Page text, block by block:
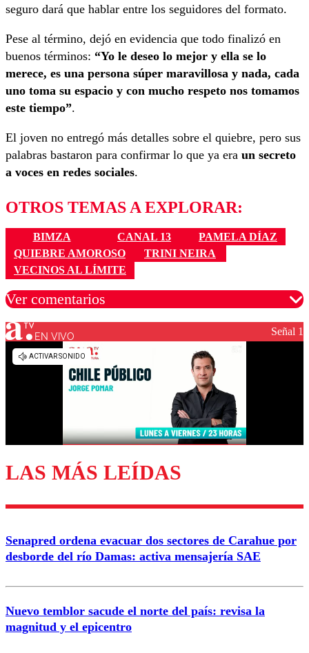
seguro dará que hablar entre los seguidores del formato.
Pese al término, dejó en evidencia que todo finalizó en
buenos términos: “Yo le deseo lo mejor y ella se lo
merece, es una persona súper maravillosa y nada, cada
uno toma su espacio y con mucho respeto nos tomamos
este tiempo”.
El joven no entregó más detalles sobre el quiebre, pero sus
palabras bastaron para confirmar lo que ya era un secreto
a voces en redes sociales.
OTROS TEMAS A EXPLORAR:
BIMZA CANAL 13
PAMELA DÍAZ
QUIEBRE AMOROSO
TRINI NEIRA
VECINOS AL LÍMITE
Ver comentarios
Los comentarios son moderados para garantizar un
diálogo respetuoso.
Enviar comentario
EN VIVO Señal 1
LAS MÁS LEÍDAS
Senapred ordena evacuar dos sectores de Carahue por
desborde del río Damas: activa mensajería SAE
Nuevo temblor sacude el norte del país: revisa la
magnitud y el epicentro